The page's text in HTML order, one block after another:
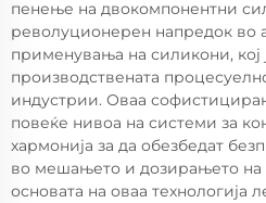
пенење на двокомпонентни
револуционерен напредок во
применувања на силикони, кој
производствената
индустрии. Оваа
повеќе нивоа на системи за
хармонија за да обезбедат
во мешањето и дозирањето на
основата на оваа технологија